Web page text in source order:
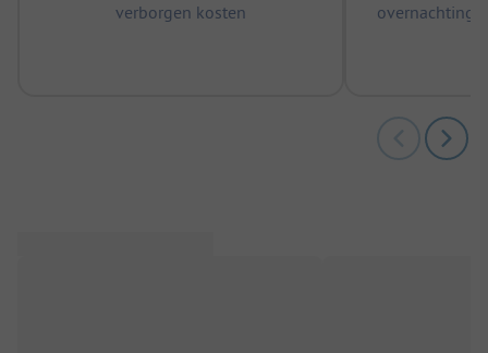
verborgen kosten